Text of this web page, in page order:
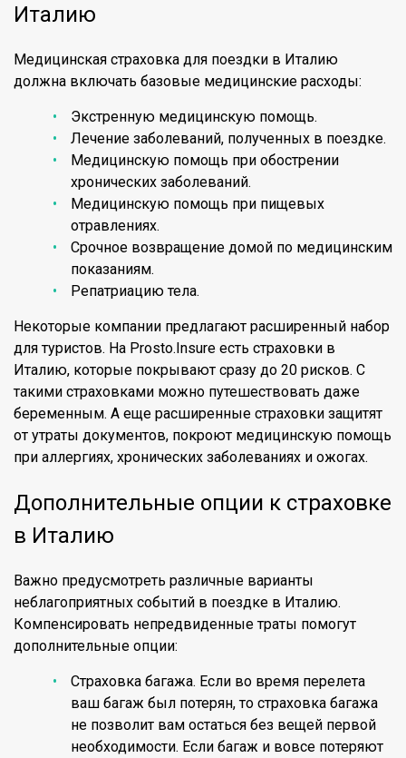
Италию
Медицинская страховка для поездки в Италию
должна включать базовые медицинские расходы:
Экстренную медицинскую помощь.
Лечение заболеваний, полученных в поездке.
Медицинскую помощь при обострении
хронических заболеваний.
Медицинскую помощь при пищевых
отравлениях.
Срочное возвращение домой по медицинским
показаниям.
Репатриацию тела.
Некоторые компании предлагают расширенный набор
для туристов. На Prosto.Insure есть страховки в
Италию, которые покрывают сразу до 20 рисков. С
такими страховками можно путешествовать даже
беременным. А еще расширенные страховки защитят
от утраты документов, покроют медицинскую помощь
при аллергиях, хронических заболеваниях и ожогах.
Дополнительные опции к страховке
в Италию
Важно предусмотреть различные варианты
неблагоприятных событий в поездке в Италию.
Компенсировать непредвиденные траты помогут
дополнительные опции:
Страховка багажа. Если во время перелета
ваш багаж был потерян, то страховка багажа
не позволит вам остаться без вещей первой
необходимости. Если багаж и вовсе потеряют